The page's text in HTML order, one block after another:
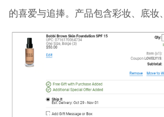
的喜爱与追捧。产品包含彩妆、底妆